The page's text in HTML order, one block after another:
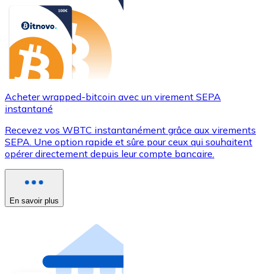
Acheter wrapped-bitcoin avec un virement SEPA
instantané
Recevez vos WBTC instantanément grâce aux virements
SEPA. Une option rapide et sûre pour ceux qui souhaitent
opérer directement depuis leur compte bancaire.
En savoir plus